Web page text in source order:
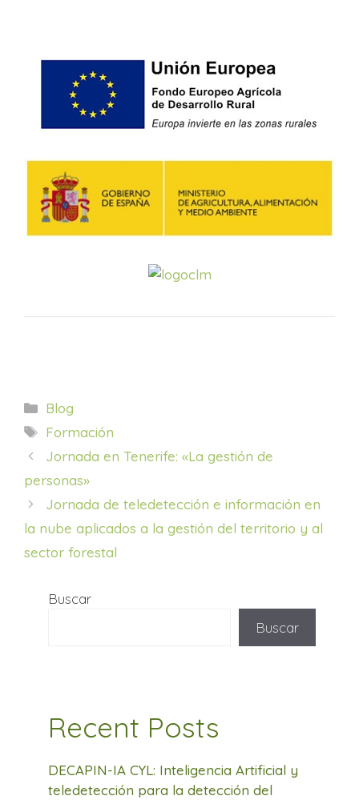
Categorías
Blog
Etiquetas
Formación
Jornada en Tenerife: «La gestión de
personas»
Jornada de teledetección e información en
la nube aplicados a la gestión del territorio y al
sector forestal
Buscar
Buscar
Recent Posts
DECAPIN-IA CYL: Inteligencia Artificial y
teledetección para la detección del